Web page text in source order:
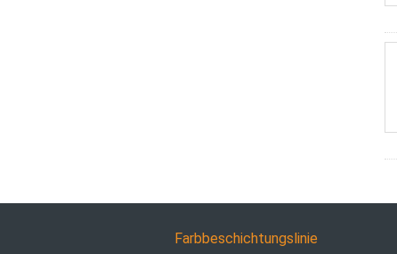
Farbbeschichtungslinie